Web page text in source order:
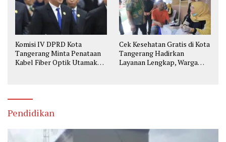
Komisi IV DPRD Kota
Tangerang Minta Penataan
Kabel Fiber Optik Utamakan
Cek Kesehatan Gratis di Kota
Tangerang Hadirkan
Layanan Lengkap, Warga
Pendidikan